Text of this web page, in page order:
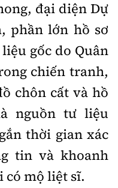
đại diện Dự
phần lớn hồ sơ
gốc do Quân
chiến tranh,
chôn cất và hồ
nguồn tư liệu
thời gian xác
tin và khoanh
có mộ liệt sĩ.